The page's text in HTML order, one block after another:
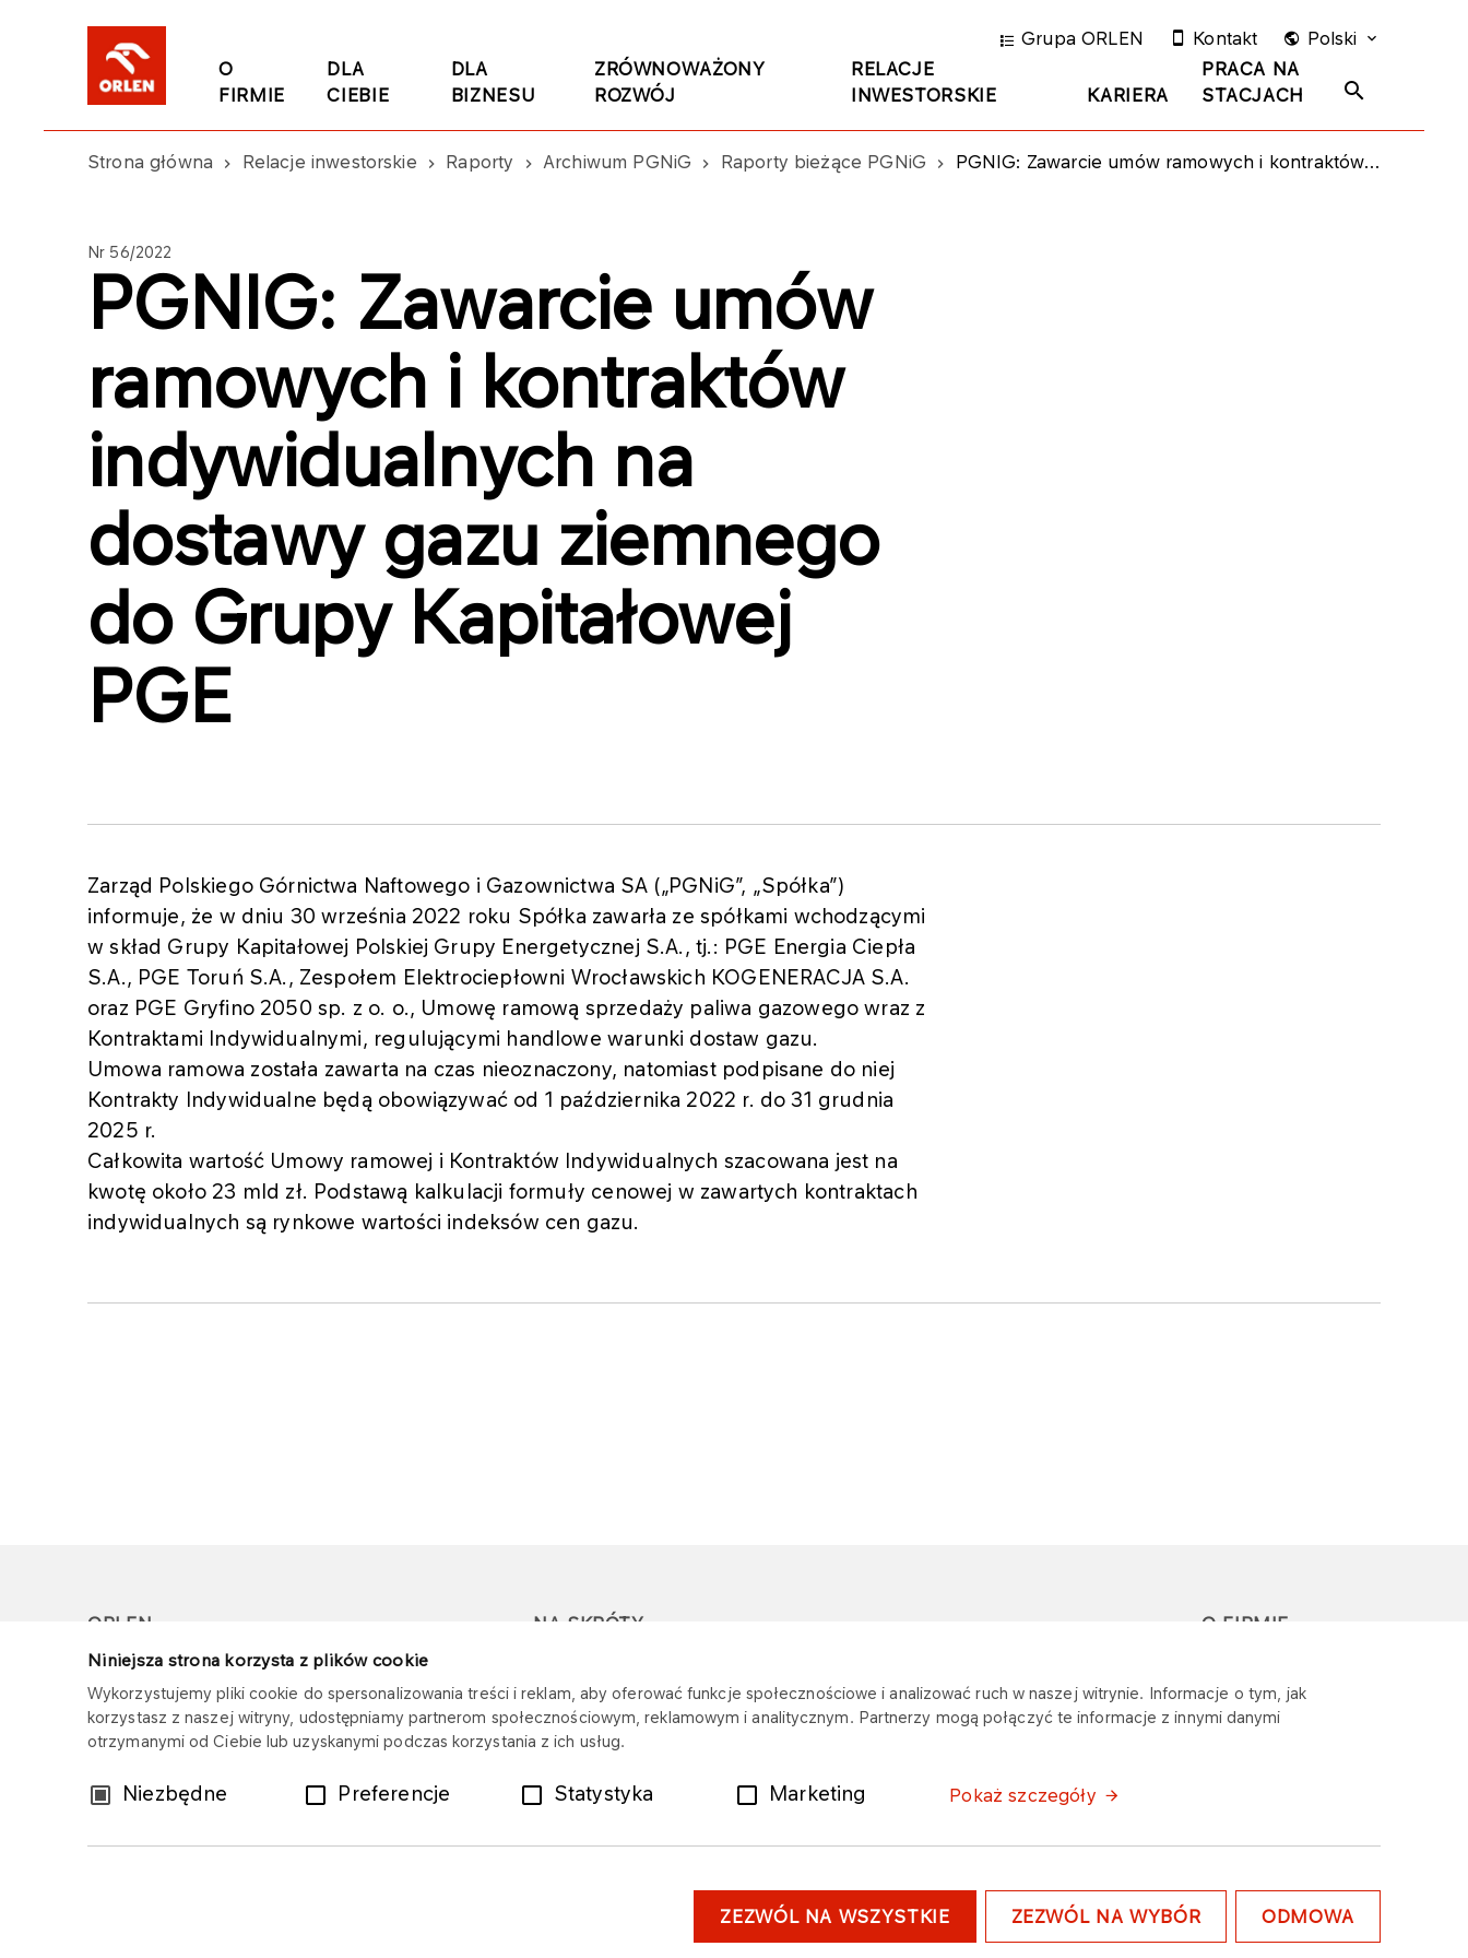
Niniejsza strona korzysta z plików cookie
Wykorzystujemy pliki cookie do spersonalizowania treści i reklam, aby oferować funkcje społecznościowe i analizować ruch w naszej witrynie. Informacje o tym, jak
korzystasz z naszej witryny, udostępniamy partnerom społecznościowym, reklamowym i analitycznym. Partnerzy mogą połączyć te informacje z innymi danymi
otrzymanymi od Ciebie lub uzyskanymi podczas korzystania z ich usług.
WybórNiezbędne Preferencje Statystyka Marketing Pokaż szczegóły
ZEZWÓL NA WSZYSTKIE ZEZWÓL NA WYBÓR ODMOWA
O
FIRMIE
DLA
CIEBIE
DLA
BIZNESU
ZRÓWNOWAŻONY
ROZWÓJ
RELACJE
INWESTORSKIE
KARIERA
PRACA NA
STACJACH
Grupa ORLEN Kontakt Polski
Strona główna Relacje inwestorskie Raporty Archiwum PGNiG Raporty bieżące PGNiG PGNIG: Zawarcie umów ramowych i kontraktów indywidualnych na dostawy gazu ziemnego do Grupy Kapitałowej PGE
Nr 56/2022
PGNIG: Zawarcie umów
ramowych i kontraktów
indywidualnych na
dostawy gazu ziemnego
do Grupy Kapitałowej
PGE
Zarząd Polskiego Górnictwa Naftowego i Gazownictwa SA („PGNiG”, „Spółka”)
informuje, że w dniu 30 września 2022 roku Spółka zawarła ze spółkami wchodzącymi
w skład Grupy Kapitałowej Polskiej Grupy Energetycznej S.A., tj.: PGE Energia Ciepła
S.A., PGE Toruń S.A., Zespołem Elektrociepłowni Wrocławskich KOGENERACJA S.A.
oraz PGE Gryfino 2050 sp. z o. o., Umowę ramową sprzedaży paliwa gazowego wraz z
Kontraktami Indywidualnymi, regulującymi handlowe warunki dostaw gazu.
Umowa ramowa została zawarta na czas nieoznaczony, natomiast podpisane do niej
Kontrakty Indywidualne będą obowiązywać od 1 października 2022 r. do 31 grudnia
2025 r.
Całkowita wartość Umowy ramowej i Kontraktów Indywidualnych szacowana jest na
kwotę około 23 mld zł. Podstawą kalkulacji formuły cenowej w zawartych kontraktach
indywidualnych są rynkowe wartości indeksów cen gazu.
ORLEN
Copyright © 1996-2026
Wszystkie prawa zastrzeżone
NA SKRÓTY
oszustwami
Mapa stacji
Dotacje
reklamację
O FIRMIE
Wymagania
Dane osobowe